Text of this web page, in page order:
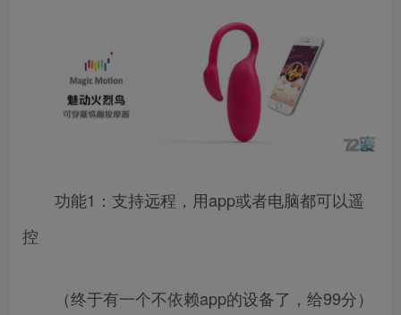
功能1：支持远程，用app或者电脑都可以遥
控
（终于有一个不依赖app的设备了，给99分）